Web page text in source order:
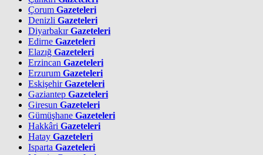
Çorum Gazeteleri
Denizli Gazeteleri
DiyarbakırGazeteleri
Edirne Gazeteleri
Elazığ Gazeteleri
Erzincan Gazeteleri
Erzurum Gazeteleri
EskişehirGazeteleri
Gaziantep Gazeteleri
Giresun Gazeteleri
Gümüşhane Gazeteleri
Hakkâri Gazeteleri
Hatay Gazeteleri
Isparta Gazeteleri